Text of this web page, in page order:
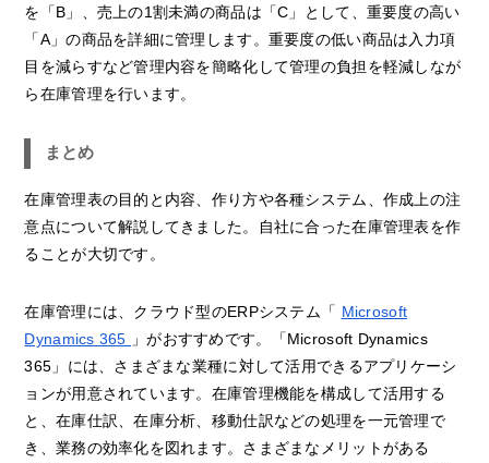
を「B」、売上の1割未満の商品は「C」として、重要度の高い
「A」の商品を詳細に管理します。重要度の低い商品は入力項
目を減らすなど管理内容を簡略化して管理の負担を軽減しなが
ら在庫管理を行います。
まとめ
在庫管理表の目的と内容、作り方や各種システム、作成上の注
意点について解説してきました。自社に合った在庫管理表を作
ることが大切です。
在庫管理には、クラウド型のERPシステム「 Microsoft
Dynamics 365
」がおすすめです。「Microsoft Dynamics
365」には、さまざまな業種に対して活用できるアプリケーシ
ョンが用意されています。在庫管理機能を構成して活用する
と、在庫仕訳、在庫分析、移動仕訳などの処理を一元管理で
き、業務の効率化を図れます。さまざまなメリットがある